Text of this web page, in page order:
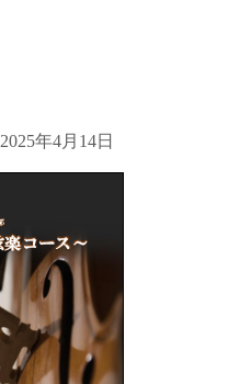
2025年4月14日